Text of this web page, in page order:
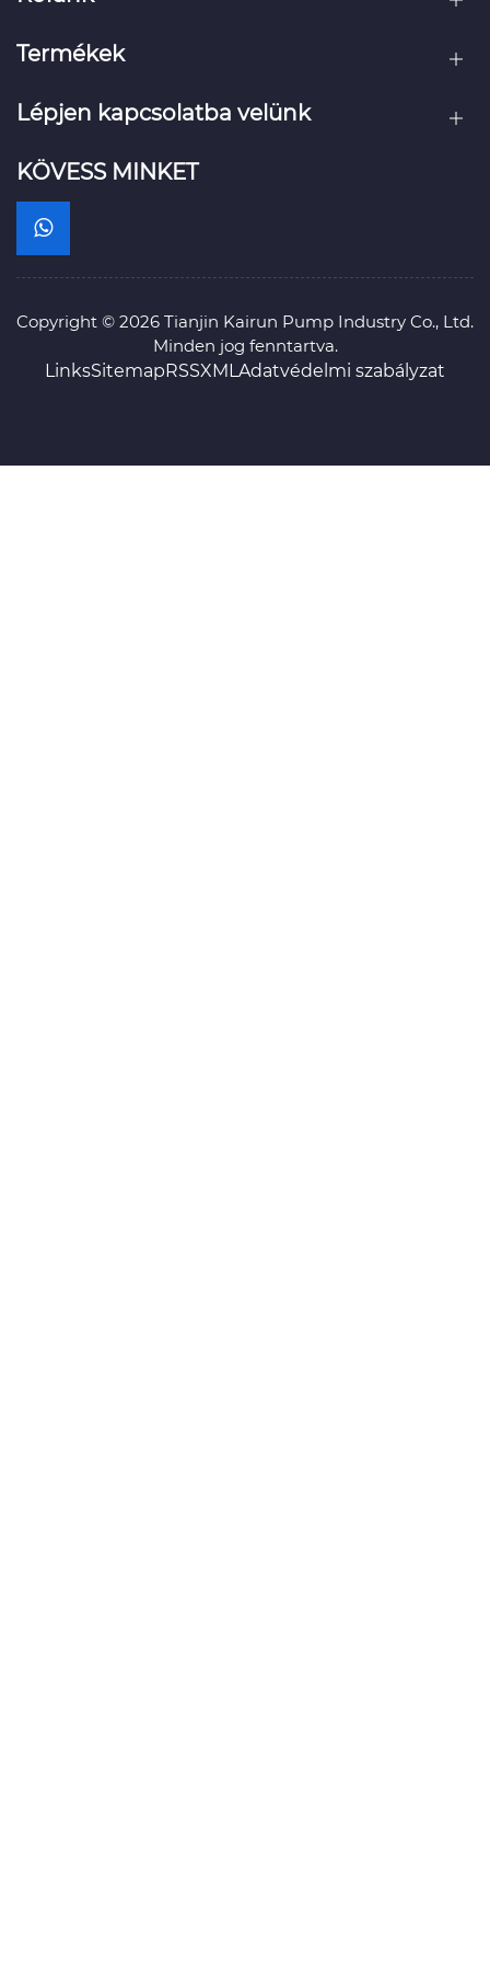
Termékek
Lépjen kapcsolatba velünk
KÖVESS MINKET
Copyright © 2026 Tianjin Kairun Pump Industry Co., Ltd.
Minden jog fenntartva.
LinksSitemapRSSXML Adatvédelmi szabályzat